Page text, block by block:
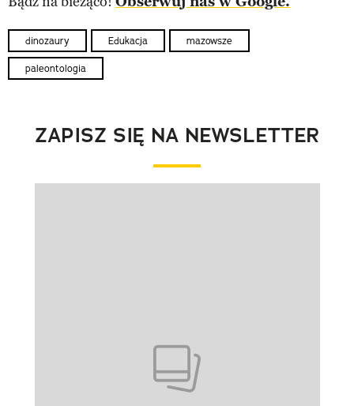
dinozaury Edukacja mazowsze
paleontologia
ZAPISZ SIĘ NA NEWSLETTER